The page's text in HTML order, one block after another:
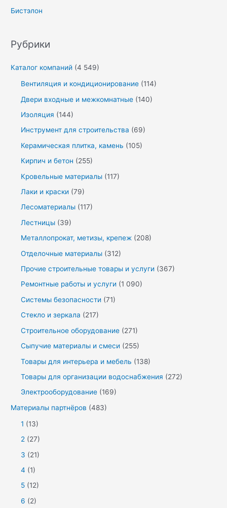
Бистэлон
Рубрики
Каталог компаний (4 549)
Вентиляция и кондиционирование (114)
Двери входные и межкомнатные (140)
Изоляция (144)
Инструмент для строительства (69)
Керамическая плитка, камень (105)
Кирпич и бетон (255)
Кровельные материалы (117)
Лаки и краски (79)
Лесоматериалы (117)
Лестницы (39)
Металлопрокат, метизы, крепеж (208)
Отделочные материалы (312)
Прочие строительные товары и услуги (367)
Ремонтные работы и услуги (1 090)
Системы безопасности (71)
Стекло и зеркала (217)
Строительное оборудование (271)
Сыпучие материалы и смеси (255)
Товары для интерьера и мебель (138)
Товары для организации водоснабжения (272)
Электрооборудование (169)
Материалы партнёров (483)
1 (13)
2 (27)
3 (21)
4 (1)
5 (12)
6 (2)